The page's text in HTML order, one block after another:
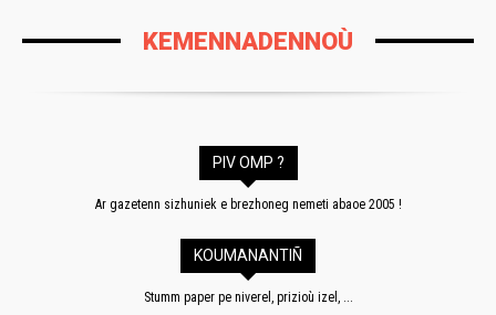
KEMENNADENNOÙ
PIV OMP ?
Ar gazetenn sizhuniek e brezhoneg nemeti abaoe 2005 !
KOUMANANTIÑ
Stumm paper pe niverel, prizioù izel, ...